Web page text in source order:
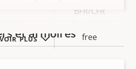
BFR/CFR
free
PLUS
et armoires